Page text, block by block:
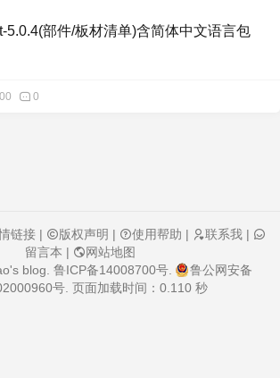
5.0.4(部件/板材清单)含简体中文语言包
0
链接 | 版权声明 | 使用帮助 | 联系我 |
留言本 |
网站地图
blog 鲁ICP备14008700号.
鲁公网安备
号 . 页面加载时间：0.110 秒